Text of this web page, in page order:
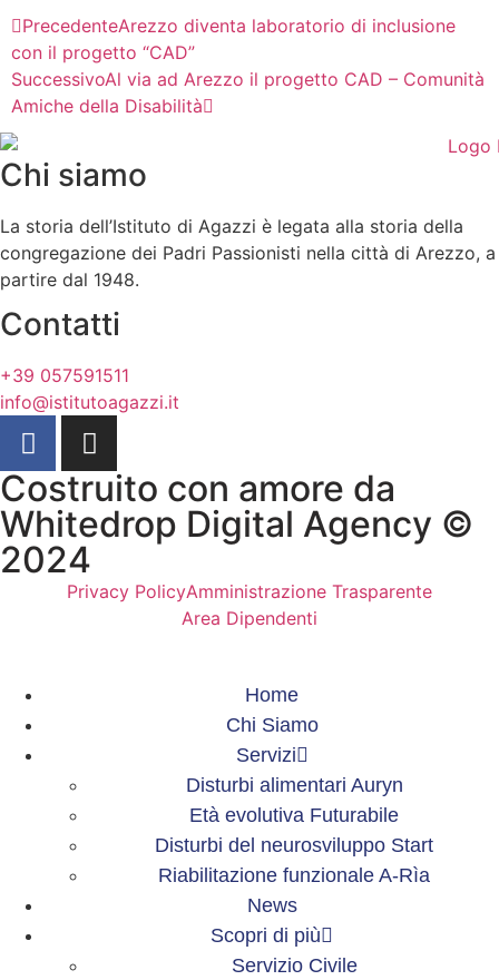
PrecedenteArezzo diventa laboratorio di inclusione
con il progetto “CAD”
SuccessivoAl via ad Arezzo il progetto CAD – Comunità
Amiche della Disabilità
Chi siamo
La storia dell’Istituto di Agazzi è legata alla storia della
congregazione dei Padri Passionisti nella città di Arezzo, a
partire dal 1948.
Contatti
+39 057591511
info@istitutoagazzi.it
Costruito con amore da
Whitedrop Digital Agency ©
2024
Privacy PolicyAmministrazione Trasparente
Area Dipendenti
Home
Chi Siamo
Servizi
Disturbi alimentari Auryn
Età evolutiva Futurabile
Disturbi del neurosviluppo Start
Riabilitazione funzionale A-Rìa
News
Scopri di più
Servizio Civile